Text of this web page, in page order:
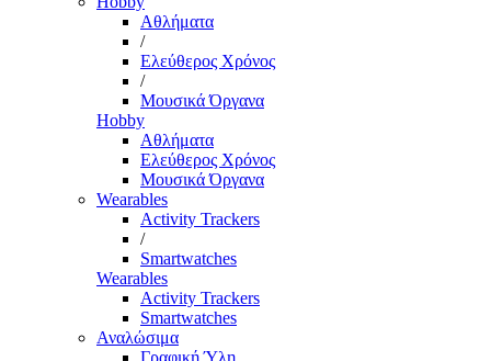
Αθλήματα
/
Ελεύθερος Χρόνος
/
Μουσικά Όργανα
Hobby
Αθλήματα
Ελεύθερος Χρόνος
Μουσικά Όργανα
Wearables
Activity Trackers
/
Smartwatches
Wearables
Activity Trackers
Smartwatches
Αναλώσιμα
Γραφική Ύλη